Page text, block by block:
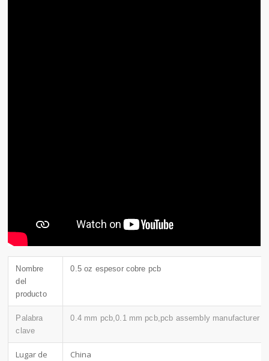
Nombre
del
producto
0.5 oz espesor cobre pcb
Palabra
clave
0.4 mm pcb,0.1 mm pcb,pcb assembly manufacturer
Lugar de
China